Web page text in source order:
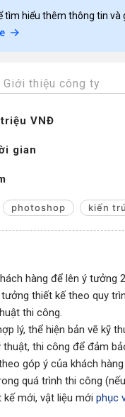
tìm hiểu thêm thông tin
Giới thiệu công ty
VNĐ
gian
photoshop kiến
hàng để lên ý tưởng
thiết kế theo quy
thi công.
lý, thể hiện bản vẽ kỹ
thi công để đảm
góp ý của khách
quá trình thi công
mới, vật liệu mới phục